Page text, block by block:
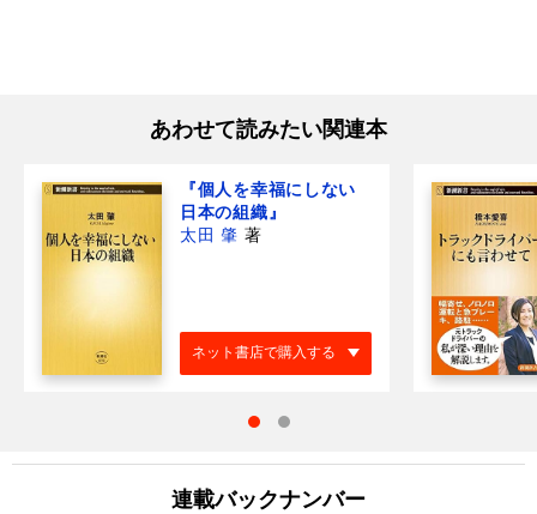
あわせて読みたい関連本
『個人を幸福にしない
日本の組織』
太田 肇 著
ネット書店で購入する
連載バックナンバー